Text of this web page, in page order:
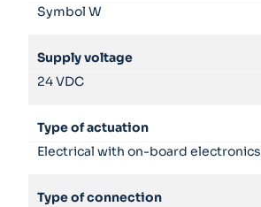
Symbol W
Supply voltage
24 VDC
Type of actuation
Electrical with on-board electronics
Type of connection